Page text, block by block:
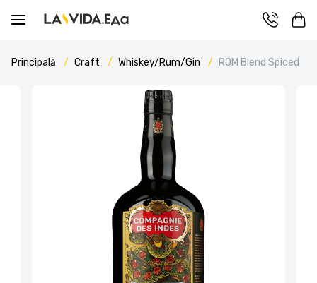
Principală Craft Whiskey/Rum/Gin ROM Blend Spiced